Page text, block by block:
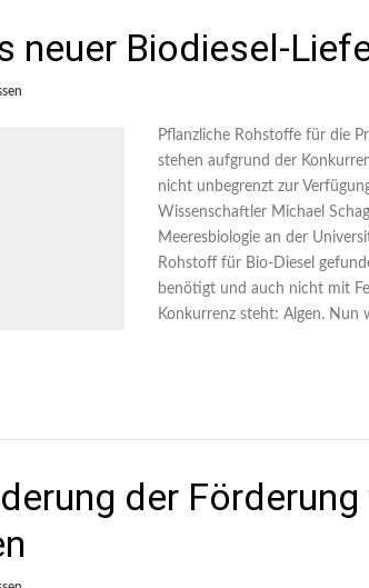
neuer Biodiesel-
Pflanzliche Rohstoffe für die
stehen aufgrund der
nicht unbegrenzt zur
Wissenschaftler Michael
Meeresbiologie an der
Rohstoff für Bio-Diesel
benötigt und auch nicht mit
Konkurrenz steht: Algen. Nun
der Förderung